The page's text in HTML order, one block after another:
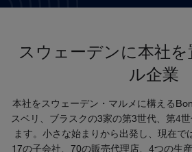
スウェーデンに本社
ル企業
本社をスウェーデン・マルメに構える
スベリ、ブラスクの3家の第3世代、第4
ます。小さな始まりから出発し、現在で
17の子会社、70の販売代理店、4つの生